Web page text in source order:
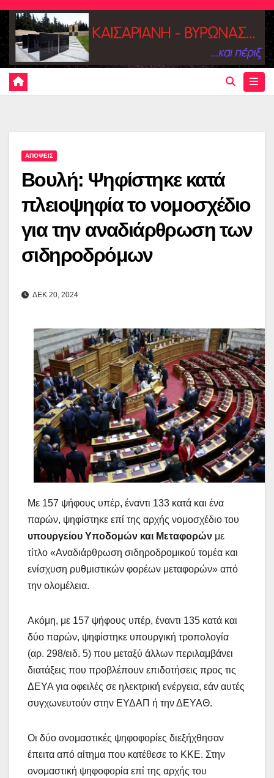
Skip
content
ΑΠΟΨΕΙΣ
Βουλή: Ψηφίστηκε κατά
πλειοψηφία το νομοσχέδιο
για την αναδιάρθρωση των
σιδηροδρόμων
ΔΕΚ 20, 2024
Με 157 ψήφους υπέρ, έναντι 133 κατά και ένα
παρών, ψηφίστηκε επί της αρχής νομοσχέδιο του
υπουργείου Υποδομών και Μεταφορών με
τίτλο «Αναδιάρθρωση σιδηροδρομικού τομέα και
ενίσχυση ρυθμιστικών φορέων μεταφορών» από
την ολομέλεια.
Ακόμη, με 157 ψήφους υπέρ, έναντι 135 κατά και
δύο παρών, ψηφίστηκε υπουργική τροπολογία
(αρ. 298/ειδ. 5) που μεταξύ άλλων περιλαμβάνει
διατάξεις που προβλέπουν επιδοτήσεις προς τις
ΔΕΥΑ για οφειλές σε ηλεκτρική ενέργεια, εάν αυτές
συγχωνευτούν στην ΕΥΔΑΠ ή την ΔΕΥΑΘ.
Οι δύο ονομαστικές ψηφοφορίες διεξήχθησαν
έπειτα από αίτημα που κατέθεσε το ΚΚΕ. Στην
ονομαστική ψηφοφορία επί της αρχής του